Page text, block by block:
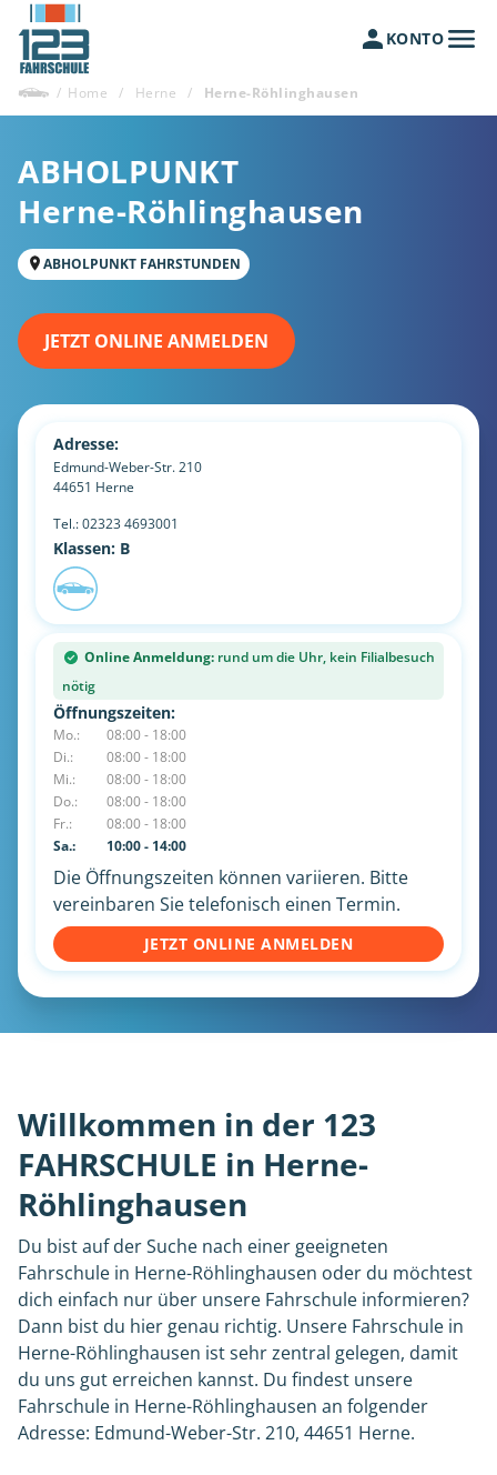
KONTO
/ Home / Herne / Herne-Röhlinghausen
ABHOLPUNKT
Herne-Röhlinghausen
ABHOLPUNKT FAHRSTUNDEN
JETZT ONLINE ANMELDEN
Adresse:
Edmund-Weber-Str. 210
44651 Herne
Tel.:02323 4693001
Klassen: B
Online Anmeldung: rund um die Uhr, kein Filialbesuch
nötig
Öffnungszeiten:
Mo.:
08:00 - 18:00
Di.:
08:00 - 18:00
Mi.:
08:00 - 18:00
Do.:
08:00 - 18:00
Fr.:
08:00 - 18:00
Sa.:
10:00 - 14:00
Die Öffnungszeiten können variieren. Bitte
vereinbaren Sie telefonisch einen Termin.
JETZT ONLINE ANMELDEN
Willkommen in der 123
FAHRSCHULE in Herne-
Röhlinghausen
Du bist auf der Suche nach einer geeigneten
Fahrschule in Herne-Röhlinghausen oder du möchtest
dich einfach nur über unsere Fahrschule informieren?
Dann bist du hier genau richtig. Unsere Fahrschule in
Herne-Röhlinghausen ist sehr zentral gelegen, damit
du uns gut erreichen kannst. Du findest unsere
Fahrschule in Herne-Röhlinghausen an folgender
Adresse: Edmund-Weber-Str. 210, 44651 Herne.